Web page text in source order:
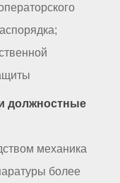
должностные
механика
более